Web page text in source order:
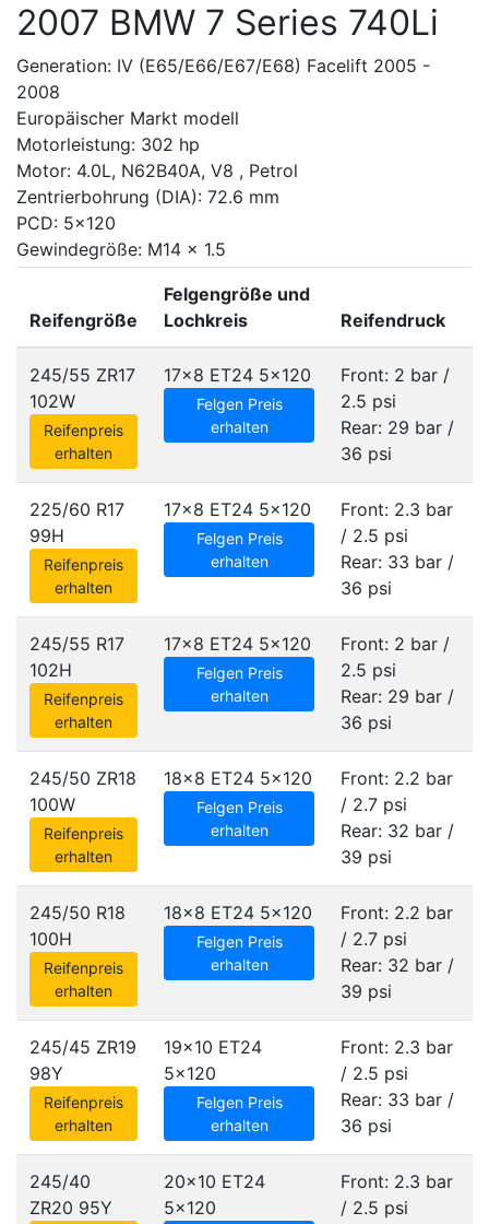
2007 BMW 7 Series 740Li
Generation: IV (E65/E66/E67/E68) Facelift 2005 -
2008
Europäischer Markt modell
Motorleistung: 302 hp
Motor: 4.0L, N62B40A, V8 , Petrol
Zentrierbohrung (DIA): 72.6 mm
PCD: 5x120
Gewindegröße: M14 x 1.5
Reifengröße
Felgengröße und
Lochkreis
Reifendruck
245/55 ZR17
102W
Reifenpreis
erhalten
17x8 ET24 5x120
Felgen Preis
erhalten
Front: 2 bar /
2.5 psi
Rear: 29 bar /
36 psi
225/60 R17
99H
Reifenpreis
erhalten
17x8 ET24 5x120
Felgen Preis
erhalten
Front: 2.3 bar
/ 2.5 psi
Rear: 33 bar /
36 psi
245/55 R17
102H
Reifenpreis
erhalten
17x8 ET24 5x120
Felgen Preis
erhalten
Front: 2 bar /
2.5 psi
Rear: 29 bar /
36 psi
245/50 ZR18
100W
Reifenpreis
erhalten
18x8 ET24 5x120
Felgen Preis
erhalten
Front: 2.2 bar
/ 2.7 psi
Rear: 32 bar /
39 psi
245/50 R18
100H
Reifenpreis
erhalten
18x8 ET24 5x120
Felgen Preis
erhalten
Front: 2.2 bar
/ 2.7 psi
Rear: 32 bar /
39 psi
245/45 ZR19
98Y
Reifenpreis
erhalten
19x10 ET24
5x120
Felgen Preis
erhalten
Front: 2.3 bar
/ 2.5 psi
Rear: 33 bar /
36 psi
245/40
ZR20 95Y
20x10 ET24
5x120
Front: 2.3 bar
/ 2.5 psi